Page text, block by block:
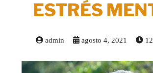
ESTRÉS
admin agosto 4, 2021